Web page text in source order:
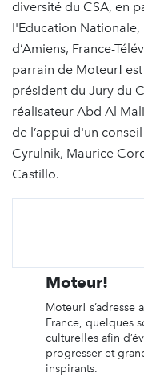
diversité du CSA, en
l'Education
d’Amiens, France-
parrain de Moteur!
président du Jury du
réalisateur Abd Al
de l’appui d'un
Cyrulnik, Maurice
Castillo.
Moteur!
Moteur! s’adresse
France, quelques
culturelles afin
progresser et
inspirants.